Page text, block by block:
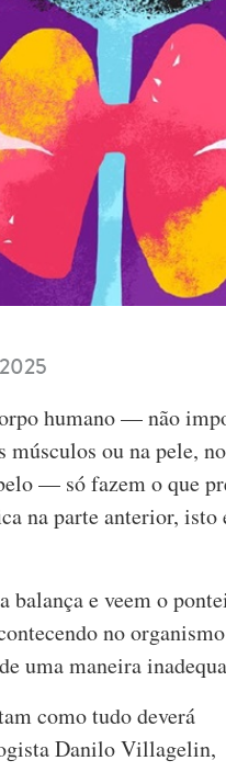
humano — não
músculos ou na pele,
— só fazem o que
na parte anterior, isto
balança e veem o
no
uma maneira
como tudo deverá
Danilo Villagelin,